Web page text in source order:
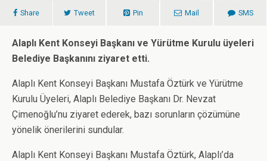
Share Tweet Pin Mail SMS
Alaplı Kent Konseyi Başkanı ve Yürütme Kurulu üyeleri
Belediye Başkanını ziyaret etti.
Alaplı Kent Konseyi Başkanı Mustafa Öztürk ve Yürütme
Kurulu Üyeleri, Alaplı Belediye Başkanı Dr. Nevzat
Çimenoğlu’nu ziyaret ederek, bazı sorunların çözümüne
yönelik önerilerini sundular.
Alaplı Kent Konseyi Başkanı Mustafa Öztürk, Alaplı’da